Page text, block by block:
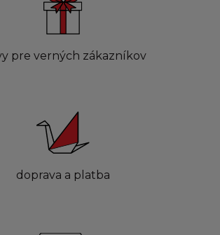
pre verných zákazníkov
doprava a platba